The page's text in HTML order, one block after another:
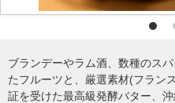
ブランデーやラム酒、数種のス
たフルーツと、厳選素材(フラン
証を受けた最高級発酵バター、